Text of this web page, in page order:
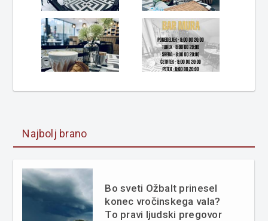
Najbolj brano
Bo sveti Ožbalt prinesel
konec vročinskega vala?
To pravi ljudski pregovor